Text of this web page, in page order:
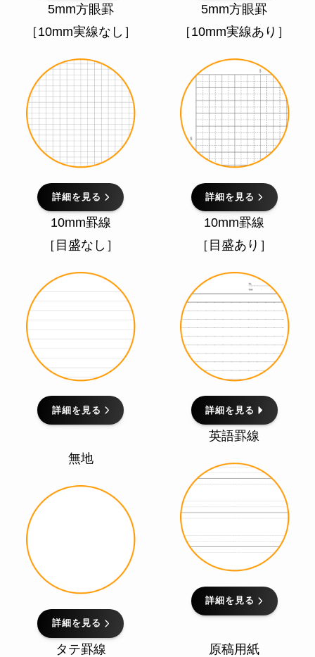
5mm方眼罫
［10mm実線なし］
詳細を見る
5mm方眼罫
［10mm実線あり］
詳細を見る
10mm罫線
［目盛なし］
詳細を見る
10mm罫線
［目盛あり］
詳細を見る
無地
詳細を見る
英語罫線
詳細を見る
タテ罫線
原稿用紙